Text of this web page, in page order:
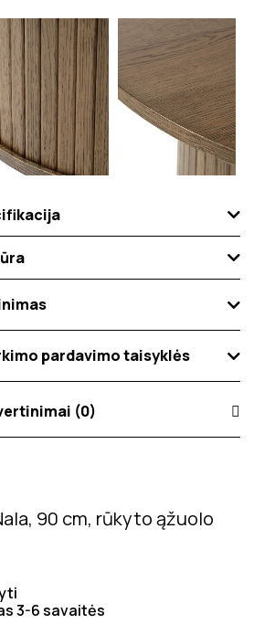
pardavimo taisyklės
(0)
Bendras produktų
vidutinį klientų įvertinimą.
yra patikrinami dėl jų
90 cm, rūkyto ąžuolo
3-6 savaitės